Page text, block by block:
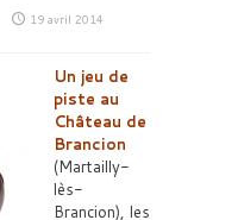
19 avril 2014
Un jeu de
piste au
Château de
Brancion
(Martailly-
lès-
Brancion), les